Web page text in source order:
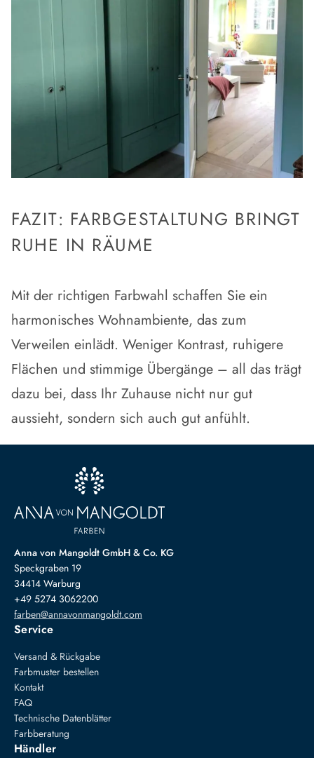
FAZIT: FARBGESTALTUNG BRINGT
RUHE IN RÄUME
Mit der richtigen Farbwahl schaffen Sie ein
harmonisches Wohnambiente, das zum
Verweilen einlädt. Weniger Kontrast, ruhigere
Flächen und stimmige Übergänge – all das trägt
dazu bei, dass Ihr Zuhause nicht nur gut
aussieht, sondern sich auch gut anfühlt.
Anna von Mangoldt GmbH & Co. KG
Speckgraben 19
34414 Warburg
+49 5274 3062200
farben@annavonmangoldt.com
Service
Versand & Rückgabe
Farbmuster bestellen
Kontakt
FAQ
Technische Datenblätter
Farbberatung
Händler